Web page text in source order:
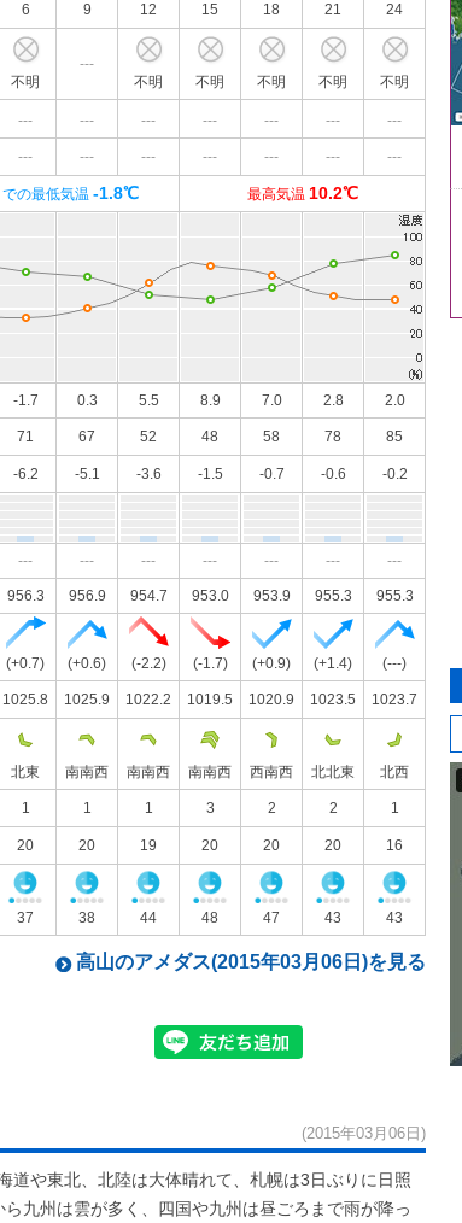
6 9 12 15 18 21 24
不明
---
不明
不明 不明 不明 不明
--- --- --- --- --- --- ---
--- --- --- --- --- --- ---
の最低気温 -1.8℃ 最高気温 10.2℃
-1.7 0.3 5.5 8.9 7.0 2.8 2.0
71 67 52 48 58 78 85
-6.2 -5.1 -3.6 -1.5 -0.7 -0.6 -0.2
--- --- --- --- --- --- ---
956.3 956.9 954.7 953.0 953.9 955.3 955.3
(+0.7) (+0.6) (-2.2) (-1.7) (+0.9) (+1.4) (---)
1025.8 1025.9 1022.2 1019.5 1020.9 1023.5 1023.7
北東 南南西 南南西 南南西 西南西 北北東 北西
1 1 1 3 2 2 1
20 20 19 20 20 20 16
37 38 44 48 47 43 43
高山のアメダス(2015年03月06日)を見る
(2015年03月06日)
道や東北、北陸は大体晴れて、札幌は3日ぶりに日照
九州は雲が多く、四国や九州は昼ごろまで雨が降っ